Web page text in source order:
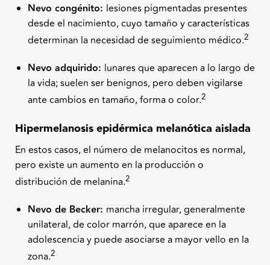
Nevo congénito: lesiones pigmentadas presentes
desde el nacimiento, cuyo tamaño y características
determinan la necesidad de seguimiento médico.2
Nevo adquirido: lunares que aparecen a lo largo de
la vida; suelen ser benignos, pero deben vigilarse
ante cambios en tamaño, forma o color.2
Hipermelanosis epidérmica melanótica aislada
En estos casos, el número de melanocitos es normal,
pero existe un aumento en la producción o
distribución de melanina.2
Nevo de Becker: mancha irregular, generalmente
unilateral, de color marrón, que aparece en la
adolescencia y puede asociarse a mayor vello en la
zona.2